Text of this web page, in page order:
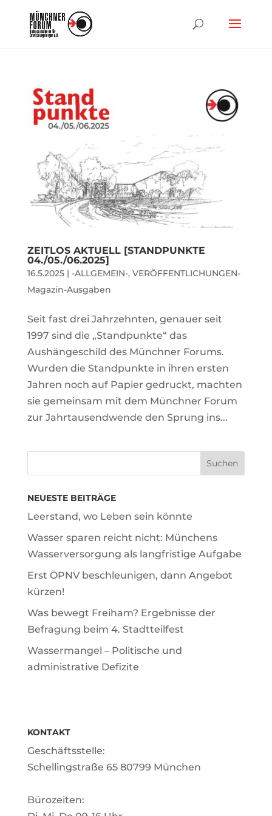
ZEITLOS AKTUELL [STANDPUNKTE
04./05./06.2025]
16.5.2025| -ALLGEMEIN-, VERÖFFENTLICHUNGEN-
Magazin-Ausgaben
Seit fast drei Jahrzehnten, genauer seit
1997 sind die „Standpunkte“ das
Aushängeschild des Münchner Forums.
Wurden die Standpunkte in ihren ersten
Jahren noch auf Papier gedruckt, machten
sie gemeinsam mit dem Münchner Forum
zur Jahrtausendwende den Sprung ins...
NEUESTE BEITRÄGE
Leerstand, wo Leben sein könnte
Wasser sparen reicht nicht: Münchens
Wasserversorgung als langfristige Aufgabe
Erst ÖPNV beschleunigen, dann Angebot
kürzen!
Was bewegt Freiham? Ergebnisse der
Befragung beim 4. Stadtteilfest
Wassermangel – Politische und
administrative Defizite
KONTAKT
Geschäftsstelle:
Schellingstraße 65 80799 München
Bürozeiten: